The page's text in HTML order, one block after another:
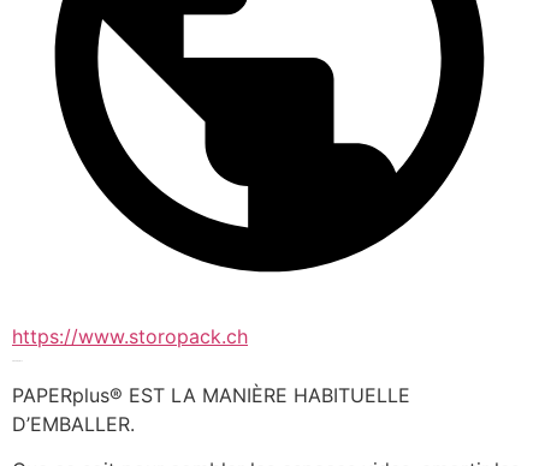
https://www.storopack.ch
PAPERplus® EST LA MANIÈRE HABITUELLE
D’EMBALLER.